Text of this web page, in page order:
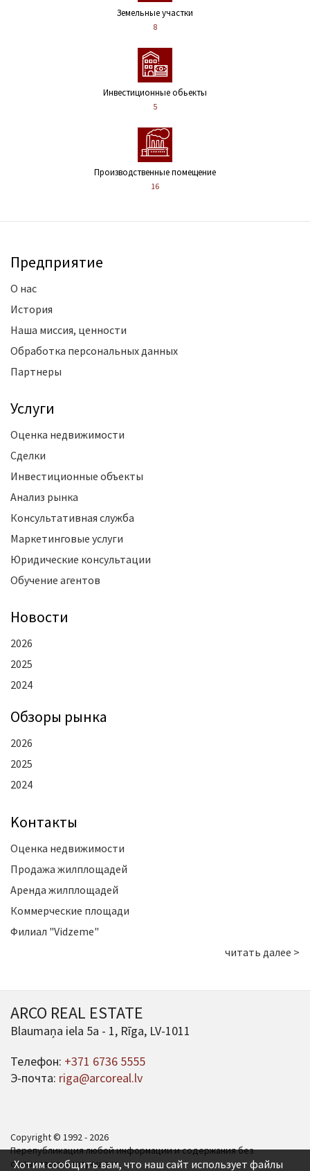
Земельные участки
8
Инвестиционные обьекты
5
Производственные помещение
16
Предприятие
О нас
История
Наша миссия, ценности
Обработка персональных данных
Партнеры
Услуги
Оценка недвижимости
Сделки
Инвестиционные объекты
Анализ рынка
Консультативная служба
Маркетинговые услуги
Юридические консультации
Обучение агентов
Новости
2026
2025
2024
Oбзоры рынка
2026
2025
2024
Kонтакты
Оценка недвижимости
Продажа жилплощадей
Аренда жилплощадей
Коммерческие площади
Филиал "Vidzeme"
читать далее >
ARCO REAL ESTATE
Blaumaņa iela 5a - 1, Rīga, LV-1011
Телефон: +371 6736 5555
Э-почта: riga@arcoreal.lv
Copyright © 1992 - 2026
Перепубликация любой информации и содержания без
согласования запрещена.
Хотим сообщить вам, что наш сайт использует файлы